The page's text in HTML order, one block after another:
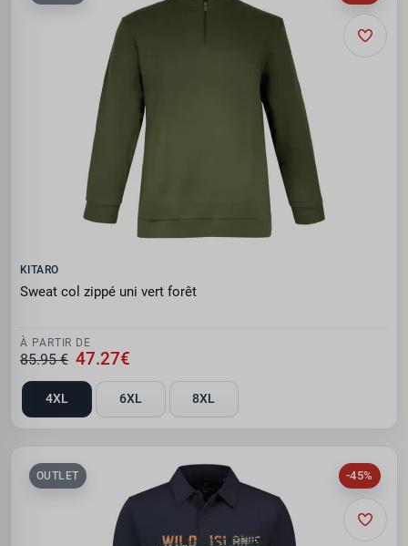
KITARO
Sweat col zippé uni vert forêt
À PARTIR DE
85.95 € 47.27€
4XL 6XL 8XL
-45%
OUTLET